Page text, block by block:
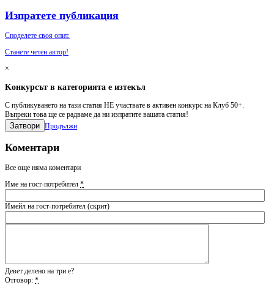
Изпратете публикация
Споделете своя опит.
Станете четен автор!
×
Kонкурсът в категорията е изтекъл
С публикуването на тази статия НЕ участвате в активен конкурс на Клуб 50+.
Въпреки това ще се радваме да ни изпратите вашата статия!
Затвори Продължи
Коментари
Все още няма коментари
Име на гост-потребител *
Имейл на гост-потребител (скрит)
Девет делено на три е?
Отговор: *